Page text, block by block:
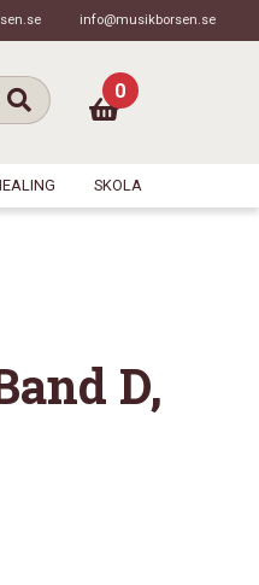
info@musikborsen.se
0
SKOLA
D,